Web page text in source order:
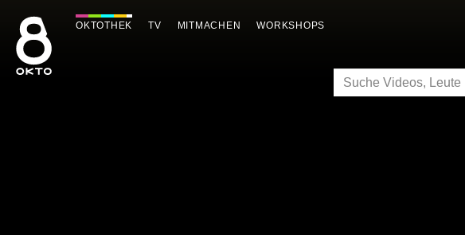
Inhalt
springen
OKTOTHEK TV MITMACHEN WORKSHOPS
SUCHE